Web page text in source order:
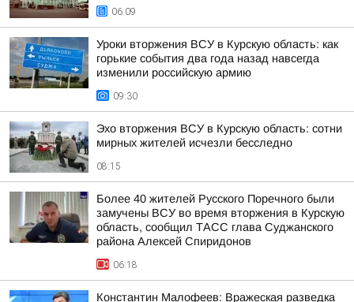
06:09
Уроки вторжения ВСУ в Курскую область: как
горькие события два года назад навсегда
изменили российскую армию
09:30
Эхо вторжения ВСУ в Курскую область: сотни
мирных жителей исчезли бесследно
08:15
Более 40 жителей Русского Поречного были
замучены ВСУ во время вторжения в Курскую
область, сообщил ТАСС глава Суджанского
района Алексей Спиридонов
06:18
Константин Малофеев: Вражеская разведка